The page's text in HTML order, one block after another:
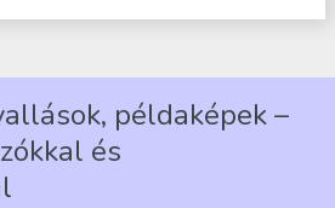
példaképek –
és